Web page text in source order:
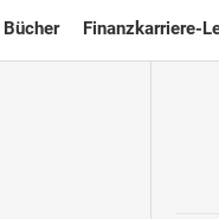
Bücher Finanzkarriere-